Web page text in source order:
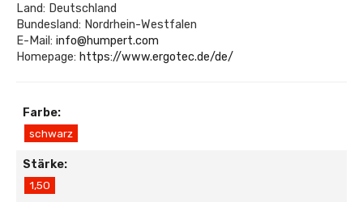
Land: Deutschland
Bundesland: Nordrhein-Westfalen
E-Mail: info@humpert.com
Homepage: https://www.ergotec.de/de/
Farbe:
schwarz
Stärke:
1,50